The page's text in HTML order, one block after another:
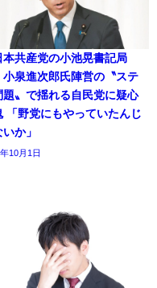
本共産党の小池晃書記局
小泉進次郎氏陣営の〝ステ
題〟で揺れる自民党に疑心
「野党にもやっていたんじ
か」
10月1日